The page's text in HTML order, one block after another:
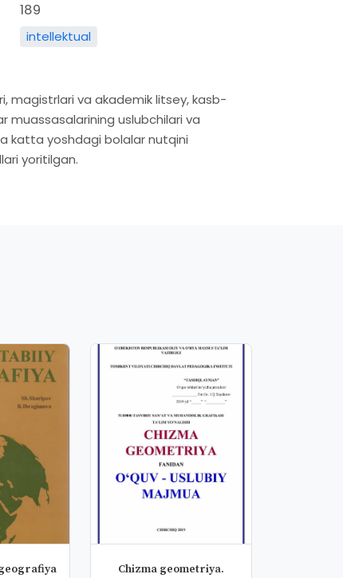
189
intellektual
magistrlari va akademik litsey, kasb-
muassasalarining uslubchilari va
katta yoshdagi bolalar nutqini
yoritilgan.
Chizma geometriya.